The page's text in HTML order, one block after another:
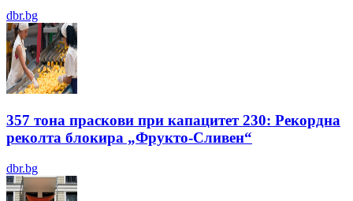
dbr.bg
357 тона праскови при капацитет 230: Рекордна
реколта блокира „Фрукто-Сливен“
dbr.bg